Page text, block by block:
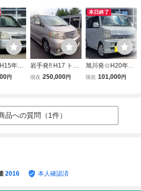
年！
ゴン
トヒー
ーヒー
円
岩手発!! H17 トヨ
タ アルファード 2.
WD AT 走行152,2
75km 抹消渡し 売
現在 250,000円
本日終了
旭川発☆H20年！
スズキ エブリィ
現在 101,000円
品への質問（1件）
2016 本人確認済